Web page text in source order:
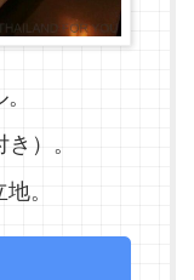
）。
。